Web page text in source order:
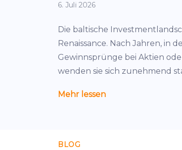
6. Juli 2026
Die baltische
Renaissance. Nach Jahren, in
Gewinnsprünge bei Aktien
wenden sie sich zunehmend
Mehr lessen
BLOG